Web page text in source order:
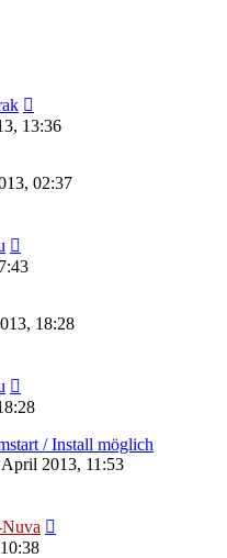
13:36
02:37
18:28
/ Install möglich
April 2013, 11:53